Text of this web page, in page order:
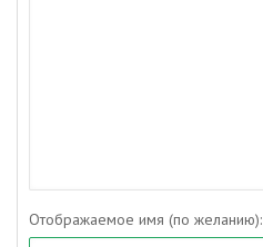
Отображаемое имя (по желанию):